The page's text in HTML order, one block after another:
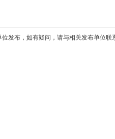
发布，如有疑问，请与相关发布单位